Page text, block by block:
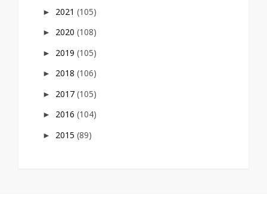
► 2021 (105)
► 2020 (108)
► 2019 (105)
► 2018 (106)
► 2017 (105)
► 2016 (104)
► 2015 (89)